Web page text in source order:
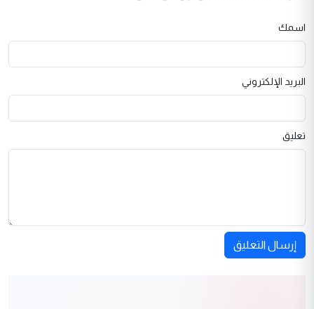
اسمك
البريد الإلكتروني
تعليق
إرسال التعليق